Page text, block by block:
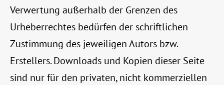
Verwertung außerhalb der Grenzen des
Urheberrechtes bedürfen der schriftlichen
Zustimmung des jeweiligen Autors bzw.
Erstellers. Downloads und Kopien dieser Seite
sind nur für den privaten, nicht kommerziellen